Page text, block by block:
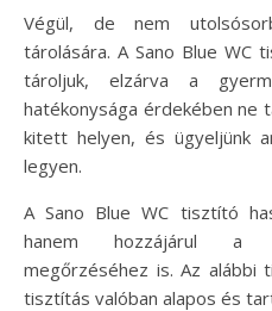
Végül, de nem
tárolására. A Sano Blue WC
tároljuk, elzárva a
hatékonysága érdekében ne
kitett helyen, és ügyeljünk
legyen.
A Sano Blue WC tisztító
hanem hozzájárul a
megőrzéséhez is. Az alábbi
tisztítás valóban alapos és